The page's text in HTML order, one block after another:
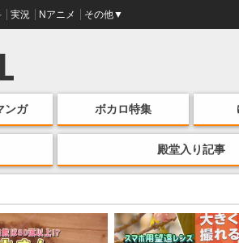
実況 Nアニメ その他▼
ンガ ボカロ特集
殿堂入り記事